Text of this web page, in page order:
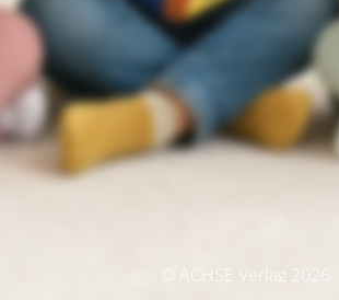
© ACHSE Verlag 2026